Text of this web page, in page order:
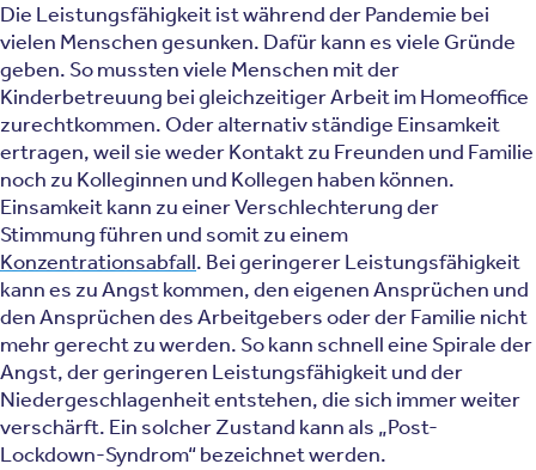
Die Leistungsfähigkeit ist während der Pandemie bei
vielen Menschen gesunken. Dafür kann es viele Gründe
geben. So mussten viele Menschen mit der
Kinderbetreuung bei gleichzeitiger Arbeit im Homeoffice
zurechtkommen. Oder alternativ ständige Einsamkeit
ertragen, weil sie weder Kontakt zu Freunden und Familie
noch zu Kolleginnen und Kollegen haben können.
Einsamkeit kann zu einer Verschlechterung der
Stimmung führen und somit zu einem
Konzentrationsabfall. Bei geringerer Leistungsfähigkeit
kann es zu Angst kommen, den eigenen Ansprüchen und
den Ansprüchen des Arbeitgebers oder der Familie nicht
mehr gerecht zu werden. So kann schnell eine Spirale der
Angst, der geringeren Leistungsfähigkeit und der
Niedergeschlagenheit entstehen, die sich immer weiter
verschärft. Ein solcher Zustand kann als „Post-
Lockdown-Syndrom“ bezeichnet werden.